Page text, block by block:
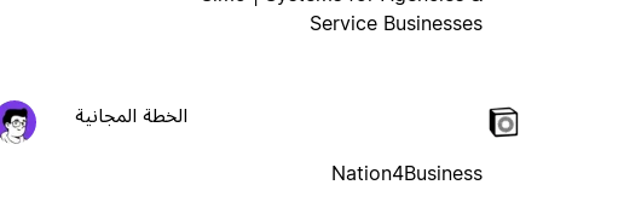
Service Businesses
Nation4Business
الخطة المجانية